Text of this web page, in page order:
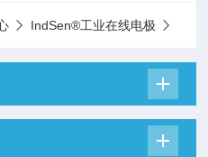
IndSen®工业在线电极